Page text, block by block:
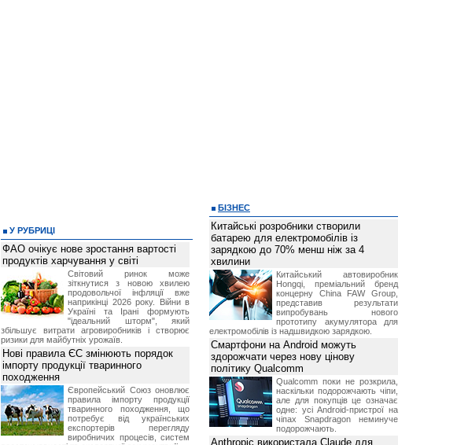
У РУБРИЦІ
ФАО очікує нове зростання вартості
продуктів харчування у світі
Світовий ринок може
зіткнутися з новою хвилею
продовольчої інфляції вже
наприкінці 2026 року. Війни в
Україні та Ірані формують
"ідеальний шторм", який
збільшує витрати агровиробників і створює
ризики для майбутніх урожаїв.
Нові правила ЄС змінюють порядок
імпорту продукції тваринного
походження
Європейський Союз оновлює
правила імпорту продукції
тваринного походження, що
потребує від українських
експортерів перегляду
виробничих процесів, систем
БІЗНЕС
Китайські розробники створили
батарею для електромобілів із
зарядкою до 70% менш ніж за 4
хвилини
Китайський автовиробник
Hongqi, преміальний бренд
концерну China FAW Group,
представив результати
випробувань нового
прототипу акумулятора для
електромобілів із надшвидкою зарядкою.
Смартфони на Android можуть
здорожчати через нову цінову
політику Qualcomm
Qualcomm поки не розкрила,
наскільки подорожчають чіпи,
але для покупців це означає
одне: усі Android-пристрої на
чіпах Snapdragon неминуче
подорожчають.
Anthropic використала Claude для